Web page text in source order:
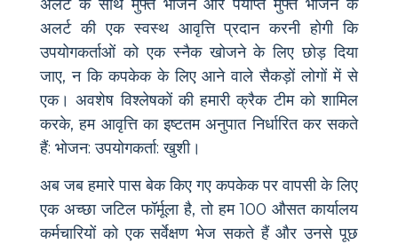
अलर्ट के साथ मुफ्त भोजन और पर्याप्त मुफ्त भोजन के
अलर्ट की एक स्वस्थ आवृत्ति प्रदान करनी होगी कि
उपयोगकर्ताओं को एक स्नैक खोजने के लिए छोड़ दिया
जाए, न कि कपकेक के लिए आने वाले सैकड़ों लोगों में से
एक। अवशेष विश्लेषकों की हमारी क्रैक टीम को शामिल
करके, हम आवृत्ति का इष्टतम अनुपात निर्धारित कर सकते
हैं: भोजन: उपयोगकर्ता: खुशी।
अब जब हमारे पास बेक किए गए कपकेक पर वापसी के लिए
एक अच्छा जटिल फॉर्मूला है, तो हम 100 औसत कार्यालय
कर्मचारियों को एक सर्वेक्षण भेज सकते हैं और उनसे पूछ